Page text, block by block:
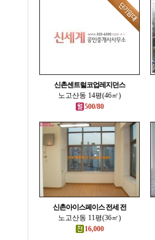
신촌센트럴코업레지던스
노고산동 14평(46㎡)
500/80
신촌아이스페이스 전세 전
노고산동 11평(36㎡)
16,000